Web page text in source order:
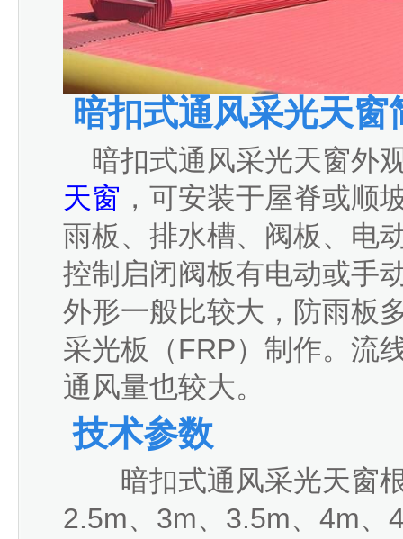
暗扣式通风采光天窗
暗扣式通风采光天窗外
天窗 ，可安装于屋脊或顺
雨板、排水槽、阀板、电
控制启闭阀板有电动或手
外形一般比较大，防雨板
采光板（FRP）制作。流
通风量也较大。
技术参数
暗扣式通风采光天窗根
2.5m、3m、3.5m、4m、